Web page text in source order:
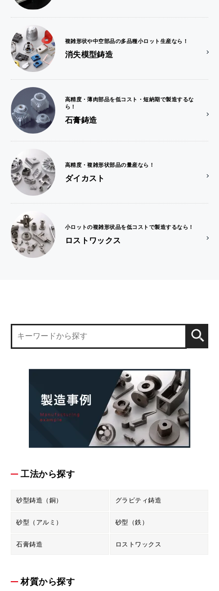
複雑形状や中空部品の多品種小ロット生産なら！
消失模型鋳造
高精度・薄肉部品を低コスト・短納期で製造するな
ら！
石膏鋳造
高精度・複雑形状部品の量産なら！
ダイカスト
小ロットの複雑形状品を低コストで製造するなら！
ロストワックス
工法から探す
砂型鋳造（銅） グラビティ鋳造
砂型（アルミ） 砂型（鉄）
石膏鋳造 ロストワックス
材質から探す